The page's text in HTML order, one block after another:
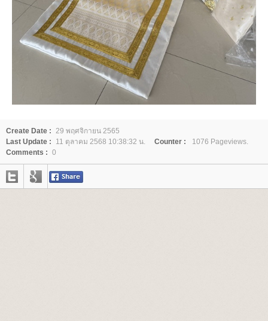
Create Date : 29 พฤศจิกายน 2565
Last Update :
11 ตุลาคม 2568 10:38:32 น. Counter :
1076 Pageviews.
Comments : 0